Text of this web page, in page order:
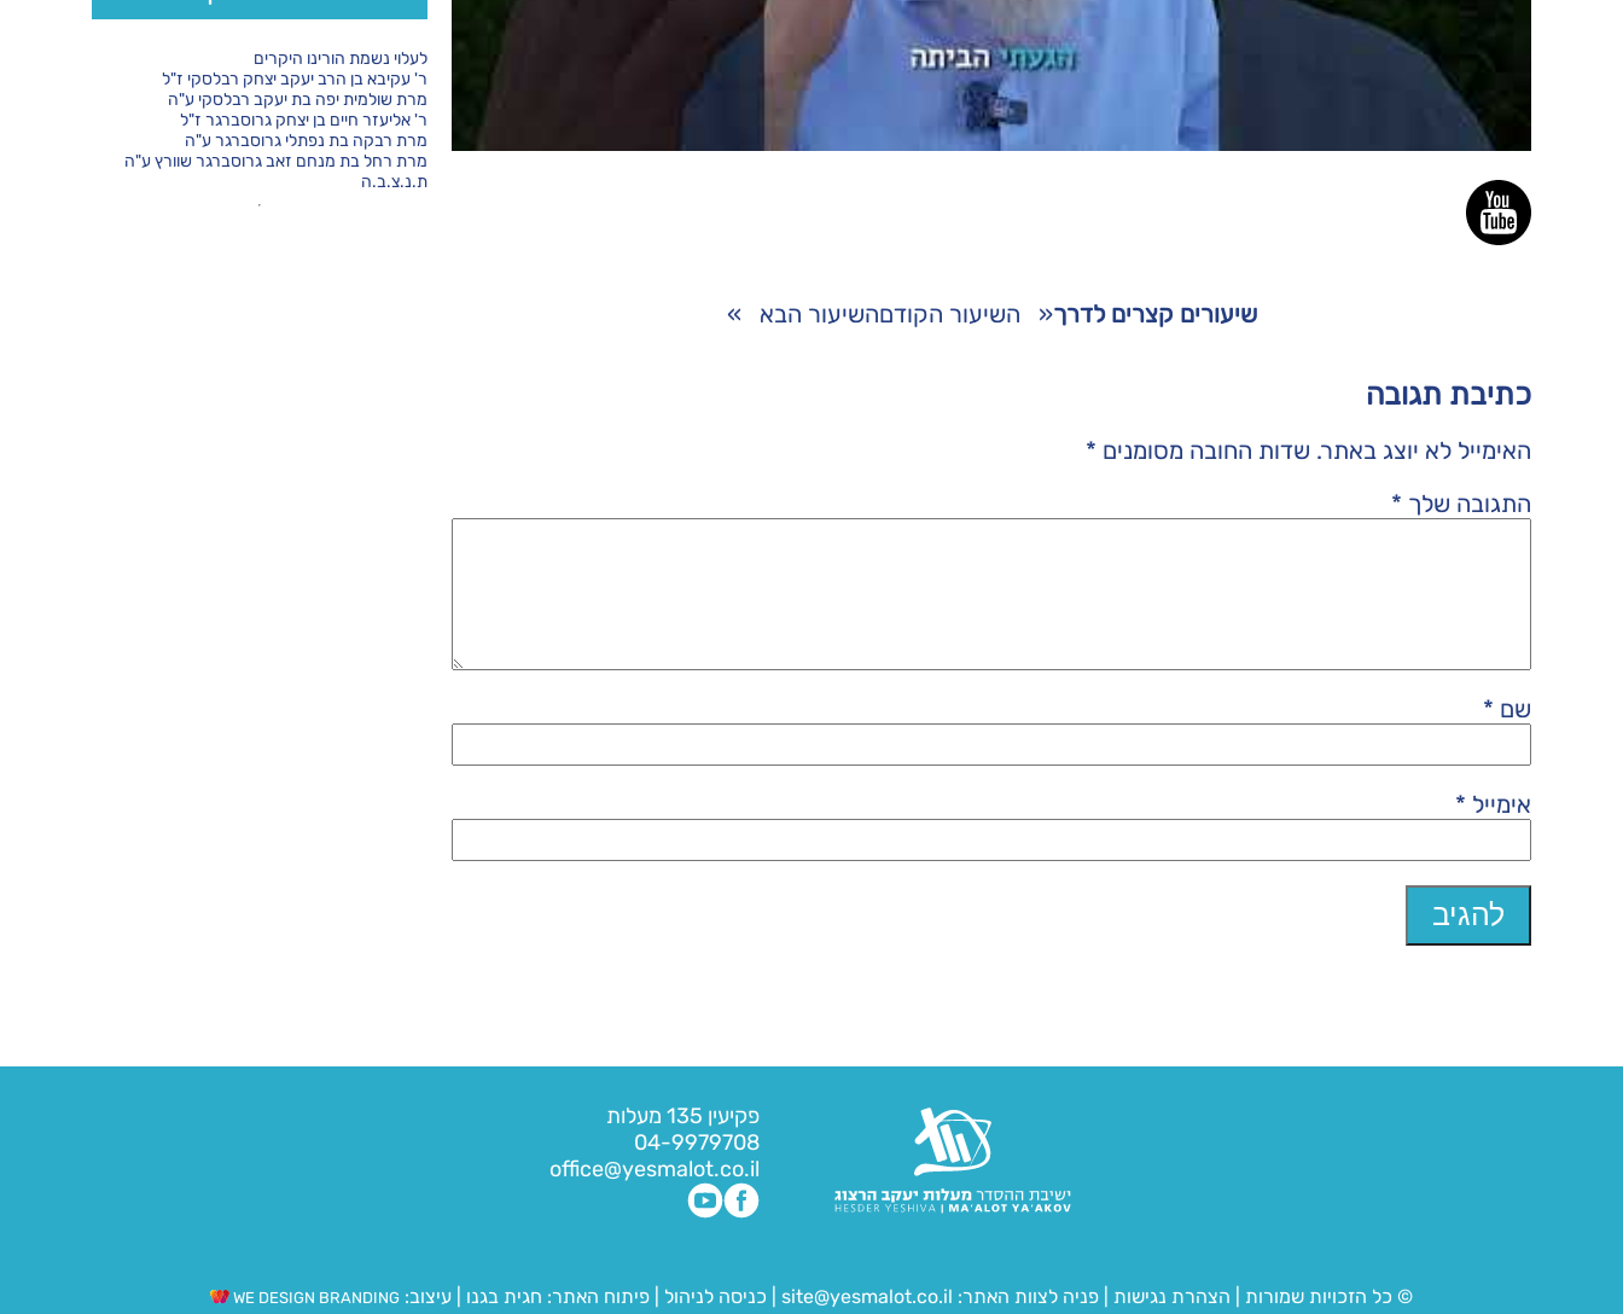
שיעורים קצרים לדרך« השיעור הקודםהשיעור הבא »
כתיבת תגובה
האימייל לא יוצג באתר. שדות החובה מסומנים *
התגובה שלך *
שם *
אימייל *
לעלוי נשמת הורינו היקרים
ר' עקיבא בן הרב יעקב יצחק רבלסקי ז"ל
מרת שולמית יפה בת יעקב רבלסקי ע"ה
ר' אליעזר חיים בן יצחק גרוסברגר ז"ל
מרת רבקה בת נפתלי גרוסברגר ע"ה
מרת רחל בת מנחם זאב גרוסברגר שוורץ ע"ה
ת.נ.צ.ב.ה
פקיעין 135 מעלות
04-9979708
office@yesmalot.co.il
© כל הזכויות שמורות הצהרת נגישות פניה לצוות האתר: site@yesmalot.co.il כניסה לניהול פיתוח האתר: חגית בגנו עיצוב: WE DESIGN BRANDING